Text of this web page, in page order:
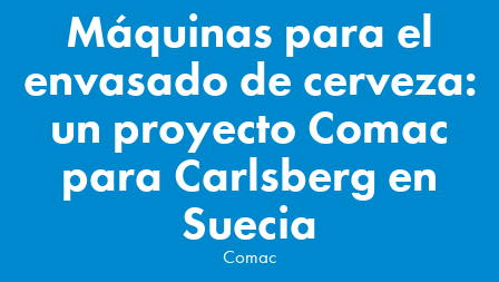
Máquinas para el
envasado de cerveza:
un proyecto Comac
para Carlsberg en
Suecia
Comac